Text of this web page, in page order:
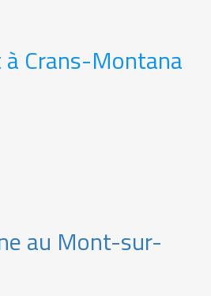
Crans-Montana
au Mont-sur-